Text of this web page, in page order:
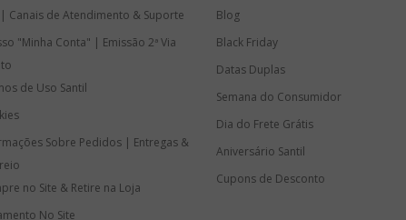
| Canais de Atendimento & Suporte
"Minha Conta" | Emissão 2ª Via
de Uso Santil
Sobre Pedidos | Entregas &
no Site & Retire na Loja
No Site
Blog
Black Friday
Datas Duplas
Semana do Consumidor
Dia do Frete Grátis
Aniversário Santil
Cupons de Desconto